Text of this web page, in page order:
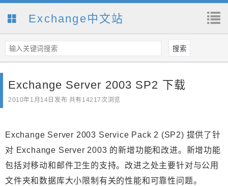
Exchange中文站
Exchange Server 2003 SP2 下载
2010年1月14日 发布 共有14217次浏览
Exchange Server 2003 Service Pack 2 (SP2) 提供了针
对 Exchange Server 2003 的新增功能和改进。新增功能
包括对移动和邮件卫生的支持。改进之处主要针对与公用
文件夹和数据库大小限制有关的性能和可靠性问题。